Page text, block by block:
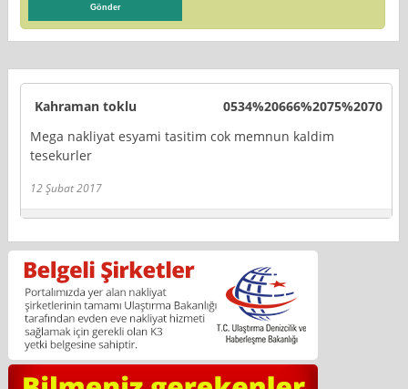
Kahraman toklu
0534%20666%2075%2070
Mega nakliyat esyami tasitim cok memnun kaldim
tesekurler
12 Şubat 2017